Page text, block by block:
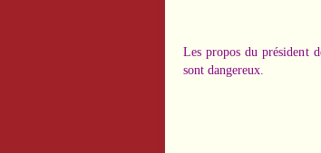
Les propos du président
sont dangereux.